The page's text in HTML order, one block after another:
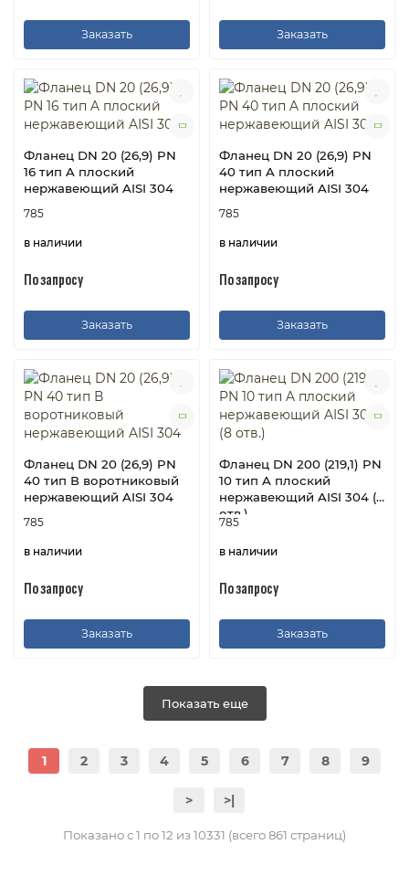
Заказать Заказать
Фланец DN 20 (26,9) PN
16 тип A плоский
нержавеющий AISI 304
785
в наличии
По запросу
Заказать
Фланец DN 20 (26,9) PN
40 тип A плоский
нержавеющий AISI 304
785
в наличии
По запросу
Заказать
Фланец DN 20 (26,9) PN
40 тип В воротниковый
нержавеющий AISI 304
785
в наличии
По запросу
Заказать
Фланец DN 200 (219,1) PN
10 тип A плоский
нержавеющий AISI 304 (8
отв.)
785
в наличии
По запросу
Заказать
Показать еще
1 2 3 4 5 6 7 8 9
> >|
Показано с 1 по 12 из 10331 (всего 861 страниц)